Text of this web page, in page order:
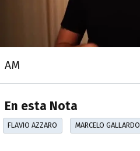
AM
En esta Nota
FLAVIO AZZARO MARCELO GALLARDO